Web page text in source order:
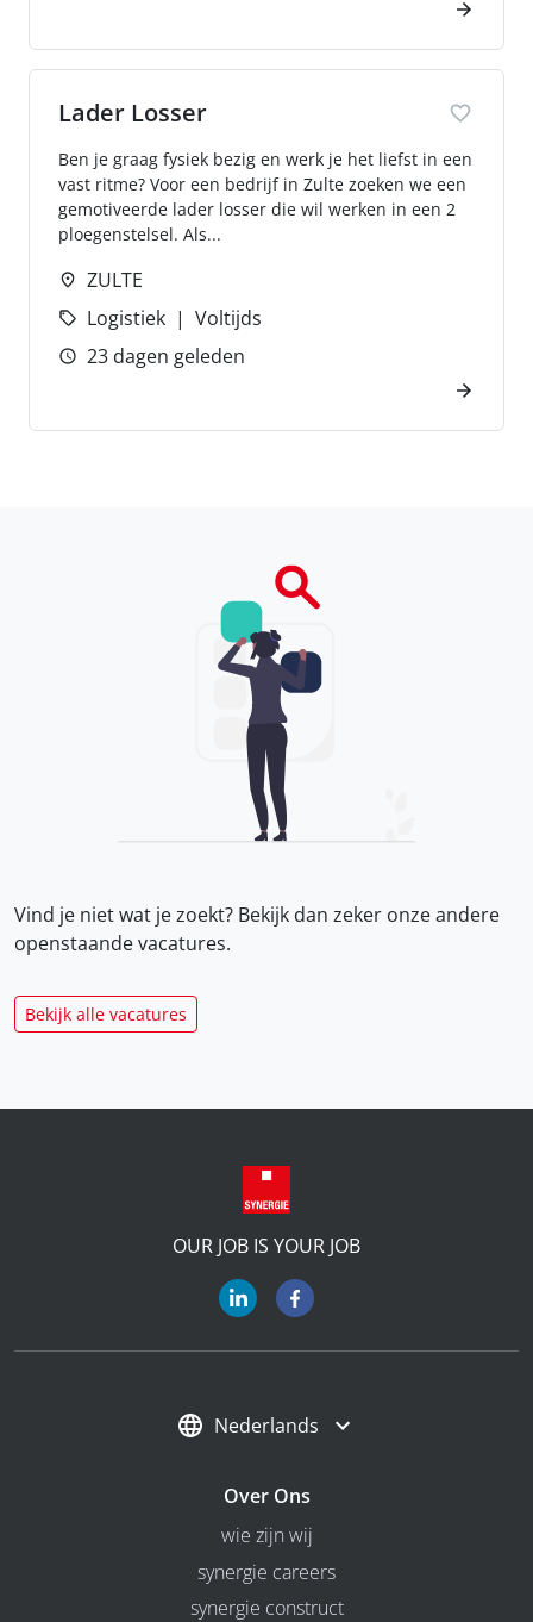
Lader Losser
Ben je graag fysiek bezig en werk je het liefst in een
vast ritme? Voor een bedrijf in Zulte zoeken we een
gemotiveerde lader losser die wil werken in een 2
ploegenstelsel. Als...
ZULTE
Logistiek
Voltijds
23 dagen geleden
Vind je niet wat je zoekt? Bekijk dan zeker onzeandere
openstaande vacatures.
Bekijk alle vacatures
OUR JOB IS YOUR JOB
Nederlands
Over Ons
wie zijn wij
synergie careers
synergie construct